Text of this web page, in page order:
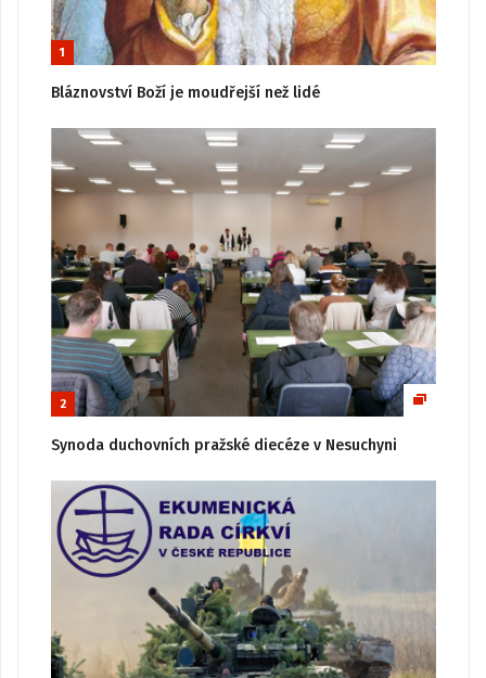
1
Bláznovství Boží je moudřejší než lidé
2
Synoda duchovních pražské diecéze v Nesuchyni